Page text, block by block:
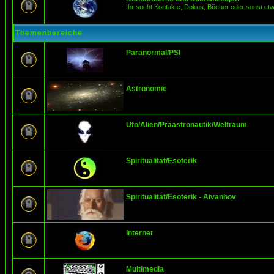
Ihr sucht Kontakte, Dokus, Bücher oder sonst
Themenbereiche
Paranormal/PSI
Astronomie
Ufo/Alien/Präastronautik/Weltraum
Spiritualität/Esoterik
Spiritualität/Esoterik - Aivanhov
Internet
Multimedia